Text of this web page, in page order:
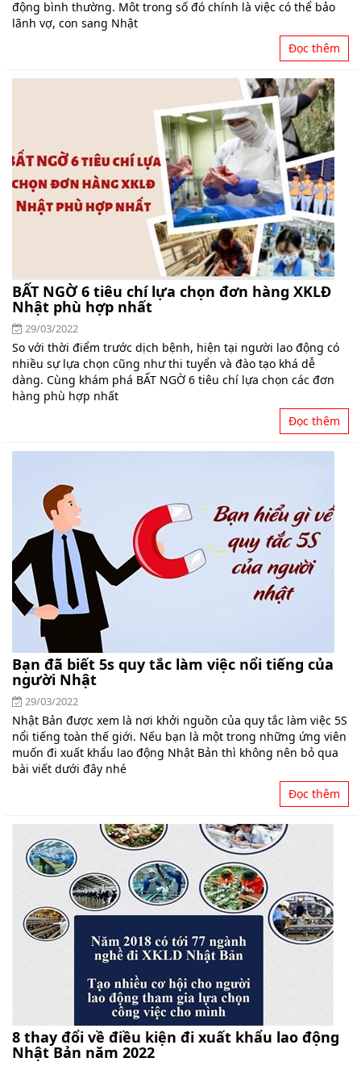
động bình thường. Môt trong số đó chính là việc có thể bảo
lãnh vợ, con sang Nhật
Đọc thêm
BẤT NGỜ 6 tiêu chí lựa chọn đơn hàng XKLĐ
Nhật phù hợp nhất
29/03/2022
So với thời điểm trước dịch bệnh, hiện tại người lao động có
nhiều sự lựa chọn cũng như thi tuyển và đào tạo khá dễ
dàng. Cùng khám phá BẤT NGỜ 6 tiêu chí lựa chọn các đơn
hàng phù hợp nhất
Đọc thêm
Bạn đã biết 5s quy tắc làm việc nổi tiếng của
người Nhật
29/03/2022
Nhật Bản được xem là nơi khởi nguồn của quy tắc làm việc 5S
nổi tiếng toàn thế giới. Nếu bạn là một trong những ứng viên
muốn đi xuất khẩu lao động Nhật Bản thì không nên bỏ qua
bài viết dưới đây nhé
Đọc thêm
8 thay đổi về điều kiện đi xuất khẩu lao động
Nhật Bản năm 2022